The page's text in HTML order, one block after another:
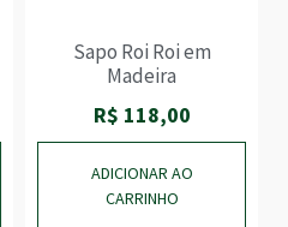
Sapo Roi Roi em
Madeira
R$ 118,00
ADICIONAR AO
CARRINHO